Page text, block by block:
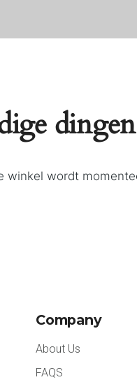
winkel wordt
Company
About Us
FAQS